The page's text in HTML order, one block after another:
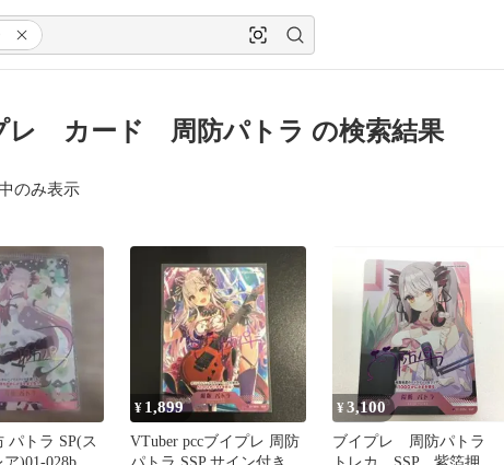
レ カード 周防パトラ の検索結果
のみ表示
パトラ SP(ス
¥ 1,899
VTuber pccブイプレ 周防
¥3,100
ブイプレ 周防パトラ